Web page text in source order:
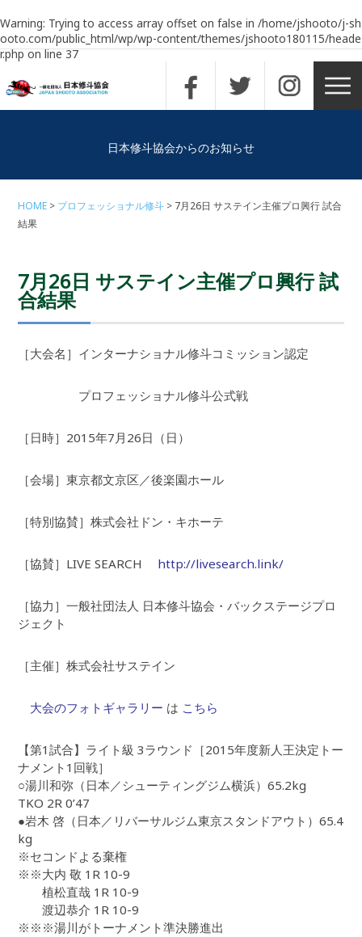
Warning: Trying to access array offset on false in /home/jshooto/j-sh
ooto.com/public_html/wp/wp-content/themes/jshooto180115/heade
r.phpon line37
日本修斗協会からのお知らせ
HOME プロフェッショナル修斗
7月26日 サステイン主催プロ興行 試合
結果
7月26日 サステイン主催プロ興行 試
合結果
［大会名］インターナショナル修斗コミッション認定
プロフェッショナル修斗公式戦
［日時］2015年7月26日（日）
［会場］東京都文京区／後楽園ホール
［特別協賛］株式会社ドン・キホーテ
［協賛］LIVE SEARCH http://livesearch.link/
［協力］一般社団法人 日本修斗協会・バックステージプロ
ジェクト
［主催］株式会社サステイン
大会のフォトギャラリー は こちら
【第1試合】ライト級 3ラウンド［2015年度新人王決定トー
ナメント1回戦］
○湯川和弥（日本／シューティングジム横浜）65.2kg
TKO 2R 0’47
●岩木 啓（日本／リバーサルジム東京スタンドアウト）65.4
kg
※セコンドよる棄権
※※大内 敬 1R 10-9
植松直哉 1R 10-9
渡辺恭介 1R 10-9
※※※湯川がトーナメント準決勝進出